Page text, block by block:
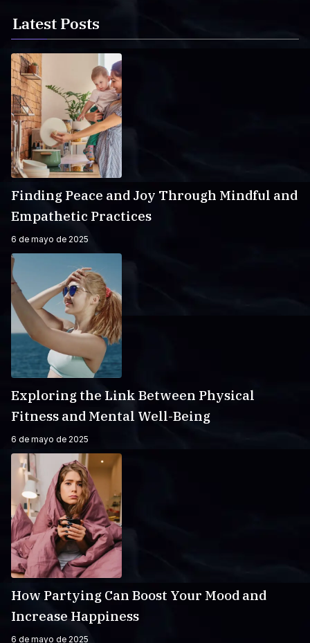
Latest Posts
Finding Peace and Joy Through Mindful and
Empathetic Practices
6 de mayo de 2025
Exploring the Link Between Physical
Fitness and Mental Well-Being
6 de mayo de 2025
How Partying Can Boost Your Mood and
Increase Happiness
6 de mayo de 2025